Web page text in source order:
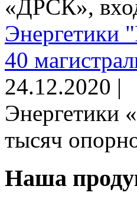
«ДРСК»,
Энергетики
40
24.12.2020 |
Энергетики
тысяч
Наша